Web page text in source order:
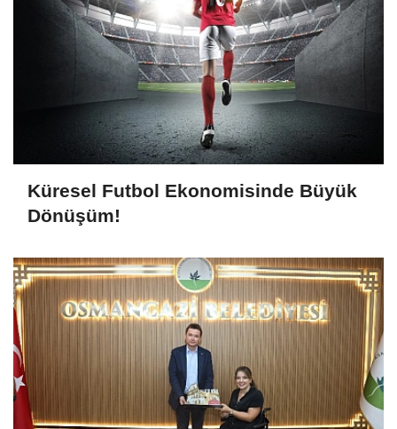
Küresel Futbol Ekonomisinde Büyük
Dönüşüm!